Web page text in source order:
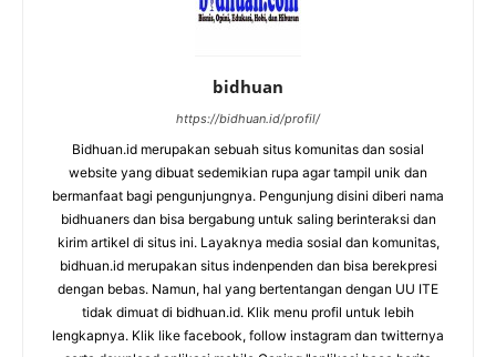
bidhuan
https://bidhuan.id/profil/
Bidhuan.id merupakan sebuah situs komunitas dan sosial
website yang dibuat sedemikian rupa agar tampil unik dan
bermanfaat bagi pengunjungnya. Pengunjung disini diberi nama
bidhuaners dan bisa bergabung untuk saling berinteraksi dan
kirim artikel di situs ini. Layaknya media sosial dan komunitas,
bidhuan.id merupakan situs indenpenden dan bisa berekpresi
dengan bebas. Namun, hal yang bertentangan dengan UU ITE
tidak dimuat di bidhuan.id. Klik menu profil untuk lebih
lengkapnya. Klik like facebook, follow instagram dan twitternya